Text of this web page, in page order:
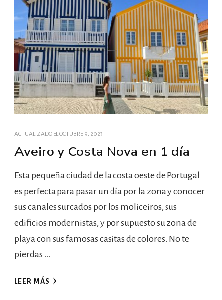
ACTUALIZADO ELOCTUBRE 9, 2023
Aveiro y Costa Nova en 1 día
Esta pequeña ciudad de la costa oeste de Portugal
es perfecta para pasar un día por la zona y conocer
sus canales surcados por los moliceiros, sus
edificios modernistas, y por supuesto su zona de
playa con sus famosas casitas de colores. No te
pierdas …
LEER MÁS